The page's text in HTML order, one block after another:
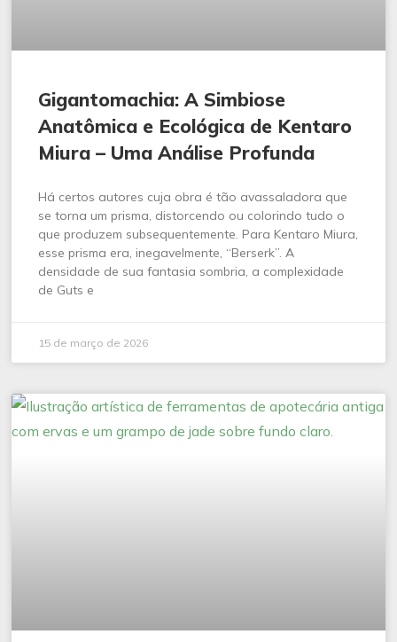
Gigantomachia: A Simbiose
Anatômica e Ecológica de Kentaro
Miura – Uma Análise Profunda
Há certos autores cuja obra é tão avassaladora que
se torna um prisma, distorcendo ou colorindo tudo o
que produzem subsequentemente. Para Kentaro Miura,
esse prisma era, inegavelmente, “Berserk”. A
densidade de sua fantasia sombria, a complexidade
de Guts e
15 de março de 2026